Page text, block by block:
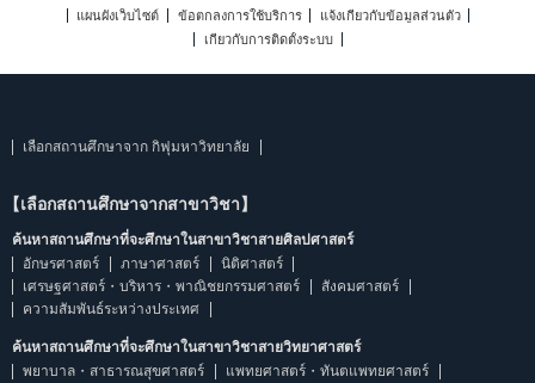
แผนผังเว็บไซต์
ข้อตกลงการใช้บริการ
แจ้งเกี่ยวกับข้อมูลส่วนตัว
เกี่ยวกับการติดตั้งระบบ
เลือกสถานศึกษาจาก กิฟุมหาวิทยาลัย
【เลือกสถานศึกษาจากสาขาวิชา】
ค้นหาสถานศึกษาที่จะศึกษาในสาขาวิชาสายศิลปศาสตร์
อักษรศาสตร์
ภาษาศาสตร์
นิติศาสตร์
เศรษฐศาสตร์・บริหาร・พาณิชยกรรมศาสตร์
สังคมศาสตร์
ความสัมพันธ์ระหว่างประเทศ
ค้นหาสถานศึกษาที่จะศึกษาในสาขาวิชาสายวิทยาศาสตร์
พยาบาล・สาธารณสุขศาสตร์
แพทยศาสตร์・ทันตแพทยศาสตร์